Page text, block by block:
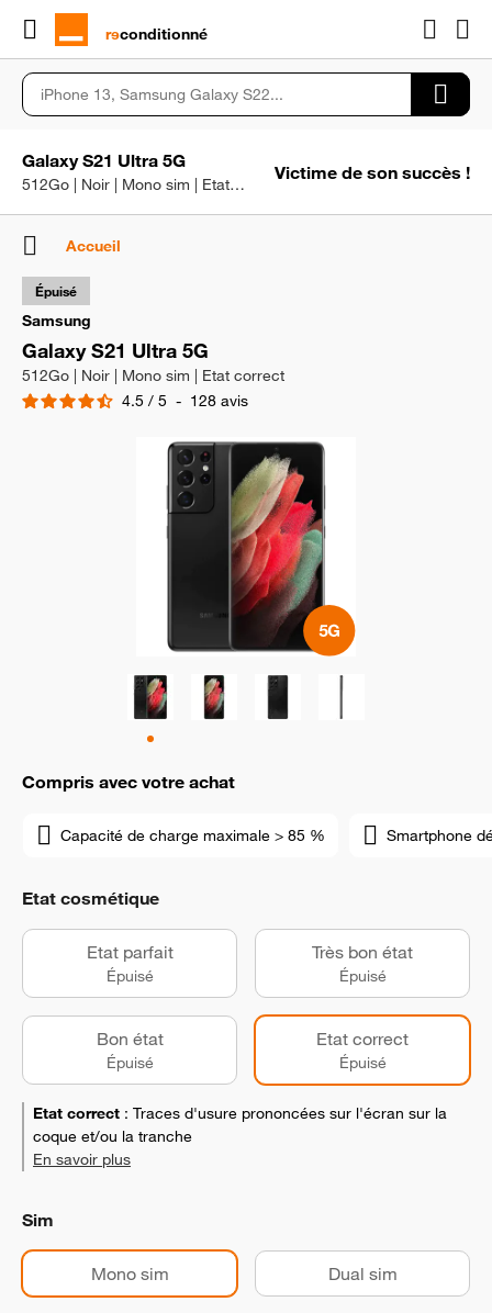
rɘconditionné
Galaxy S21 Ultra 5G
512Go | Noir | Mono sim | Etat correct
Victime de son succès !
Accueil
Samsung
Galaxy S21 Ultra 5G
512Go | Noir | Mono sim | Etat correct
4.5 / 5 - 128 avis
Épuisé
Compris avec votre achat
Capacité de charge maximale > 85 % Smartphone
Etat cosmétique
Etat parfait
Épuisé
Très bon état
Épuisé
Bon état
Épuisé
Etat correct
Épuisé
Etat correct : Traces d'usure prononcées sur l'écran sur la
coque et/ou la tranche
En savoir plus
Sim
Mono sim Dual sim